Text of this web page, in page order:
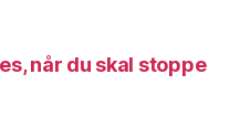
når du skal stoppe